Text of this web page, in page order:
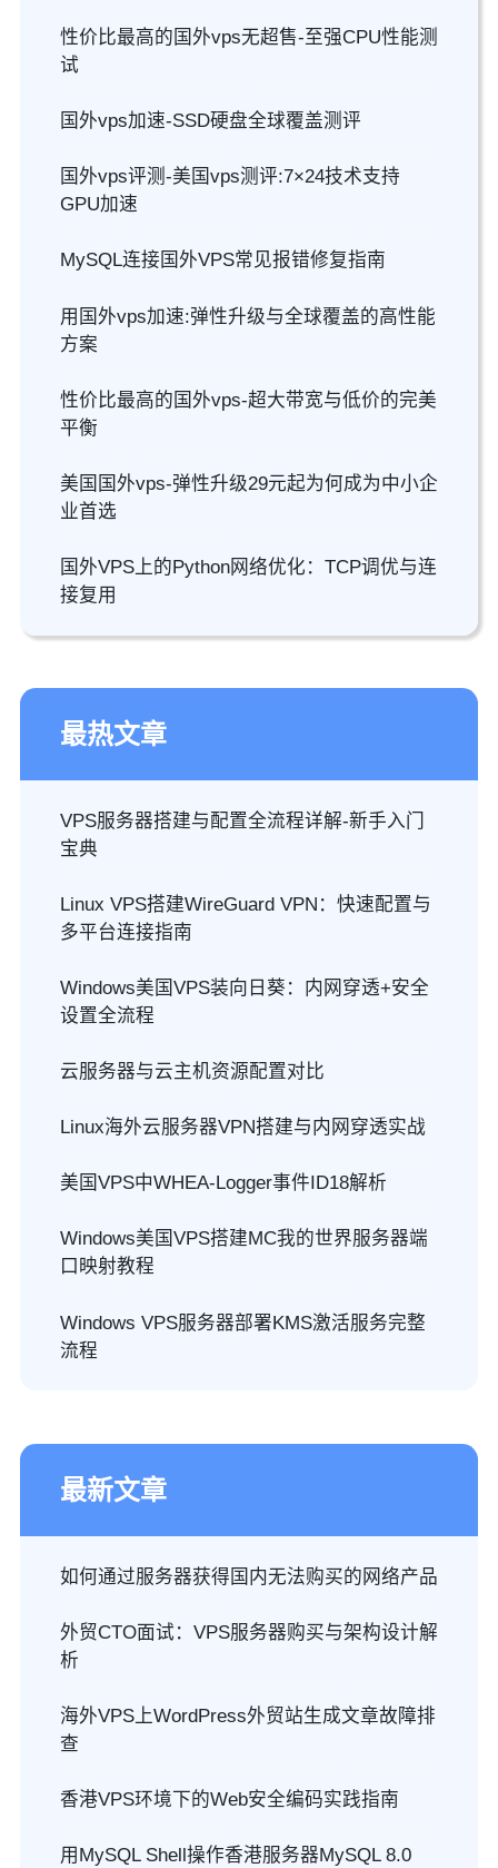
性价比最高的国外vps无超售-至强CPU性能测
试
国外vps加速-SSD硬盘全球覆盖测评
国外vps评测-美国vps测评:7×24技术支持
GPU加速
MySQL连接国外VPS常见报错修复指南
用国外vps加速:弹性升级与全球覆盖的高性能
方案
性价比最高的国外vps-超大带宽与低价的完美
平衡
美国国外vps-弹性升级29元起为何成为中小企
业首选
国外VPS上的Python网络优化：TCP调优与连
接复用
最热文章
VPS服务器搭建与配置全流程详解-新手入门
宝典
Linux VPS搭建WireGuard VPN：快速配置与
多平台连接指南
Windows美国VPS装向日葵：内网穿透+安全
设置全流程
云服务器与云主机资源配置对比
Linux海外云服务器VPN搭建与内网穿透实战
美国VPS中WHEA-Logger事件ID18解析
Windows美国VPS搭建MC我的世界服务器端
口映射教程
Windows VPS服务器部署KMS激活服务完整
流程
最新文章
如何通过服务器获得国内无法购买的网络产品
外贸CTO面试：VPS服务器购买与架构设计解
析
海外VPS上WordPress外贸站生成文章故障排
查
香港VPS环境下的Web安全编码实践指南
用MySQL Shell操作香港服务器MySQL 8.0